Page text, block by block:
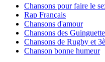
Chansons pour faire le
Rap Français
Chansons d'amour
Chansons des
Chansons de Rugby et
Chanson bonne humeur